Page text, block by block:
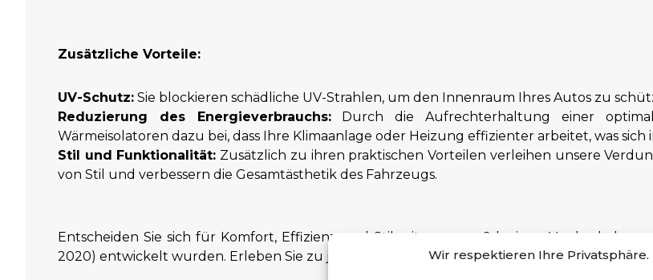
Wir respektieren Ihre Privatsphäre.
Zusätzliche Vorteile:
UV-Schutz: Sie blockieren schädliche UV-Strahlen, um den Innenraum Ihres Autos zu
Reduzierung des Energieverbrauchs:Durch die Aufrechterhaltung einer
Wärmeisolatoren dazu bei, dass Ihre Klimaanlage oder Heizung effizienter arbeitet, was
Stil und Funktionalität: Zusätzlich zu ihren praktischen Vorteilen verleihen unsere
von Stil und verbessern die Gesamtästhetik des Fahrzeugs.
Entscheiden Sie sich für Komfort, Effizienz und Stil mit unseren 9-lagigen
2020) entwickelt wurden. Erleben Sie zu jeder Jahreszeit die perfekte Reise.